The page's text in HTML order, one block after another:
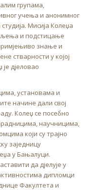
групама,
учења и анонимног
Мисија Колеџа
и подстицање
знање и
стварности у којој
дјеловао
установама и
начине дали свој
Колеџ се посебно
научницима,
који су трајно
заједницу
у Бањалуци.
да дјелује у
дипломци
Факултета и